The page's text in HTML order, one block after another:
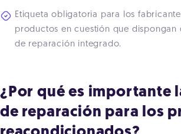
Etiqueta obligatoria para los
productos en cuestión que dispongan
de reparación integrado.
¿Por qué es importante
de reparación para los